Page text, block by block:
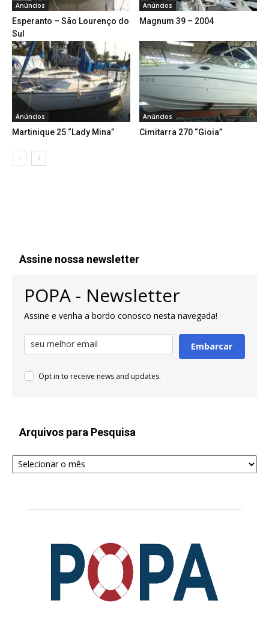
Anúncios
Esperanto – São Lourenço do
Sul
Anúncios
Magnum 39 – 2004
Anúncios
Martinique 25 “Lady Mina”
Anúncios
Cimitarra 270 “Gioia”
Assine nossa newsletter
POPA - Newsletter
Assine e venha a bordo conosco nesta navegada!
Embarcar
Opt in to receive news and updates.
Arquivos para Pesquisa
Arquivos
para